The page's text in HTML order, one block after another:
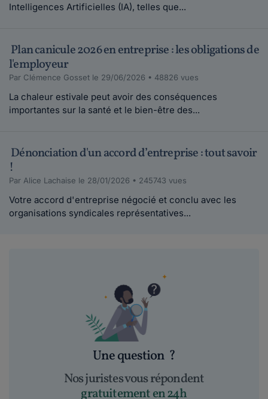
Intelligences Artificielles (IA), telles que...
Plan canicule 2026 en entreprise : les obligations de
l'employeur
Par Clémence Gosset le 29/06/2026 • 48826 vues
La chaleur estivale peut avoir des conséquences
importantes sur la santé et le bien-être des...
Dénonciation d'un accord d’entreprise : tout savoir
!
Par Alice Lachaise le 28/01/2026 • 245743 vues
Votre accord d'entreprise négocié et conclu avec les
organisations syndicales représentatives...
Une question ?
Nos juristes vous répondent
gratuitement en 24h